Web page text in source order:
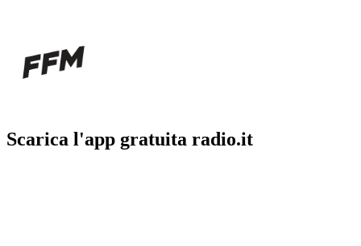
Scarica l'app gratuita radio.it